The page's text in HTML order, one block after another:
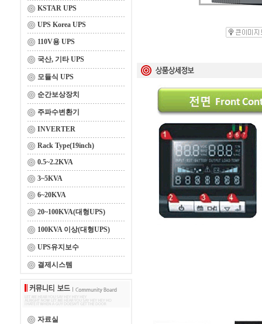
KSTAR UPS
UPS Korea UPS
110V용 UPS
국산, 기타 UPS
모듈식 UPS
순간보상장치
주파수변환기
INVERTER
Rack Type(19inch)
0.5~2.2KVA
3~5KVA
6~20KVA
20~100KVA(대형UPS)
100KVA 이상(대형UPS)
UPS유지보수
결제시스템
자료실